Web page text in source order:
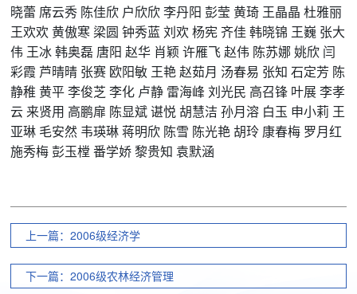
晓蕾 席云秀 陈佳欣 户欣欣 李丹阳 彭莹 黄琦 王晶晶 杜雅丽
王欢欢 黄傲寒 梁圆 钟秀蓝 刘欢 杨宪 齐佳 韩晓锦 王巍 张大
伟 王冰 韩奥磊 唐阳 赵华 肖颖 许雁飞 赵伟 陈苏娜 姚欣 闫
彩霞 芦晴晴 张赛 欧阳敏 王艳 赵茹月 汤春易 张知 石定芳 陈
静稚 黄平 李俊芝 李化 卢静 雷海峰 刘光民 高召锋 叶展 李孝
云 来贤用 高鹏扉 陈显斌 谌悦 胡慧洁 孙月溶 白玉 申小莉 王
亚琳 毛安然 韦瑛琳 蒋明欣 陈雪 陈光艳 胡玲 康春梅 罗月红
施秀梅 彭玉樘 番学娇 黎贵知 袁默涵
上一篇：2006级经济学
下一篇：2006级农林经济管理